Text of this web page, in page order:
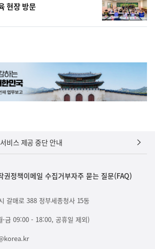
현장 방문
비스 제공 중단 안내
권정책이메일 수집거부자주 묻는 질문(FAQ)
갈매로 388 정부세종청사 15동
금 09:00 - 18:00, 공휴일 제외)